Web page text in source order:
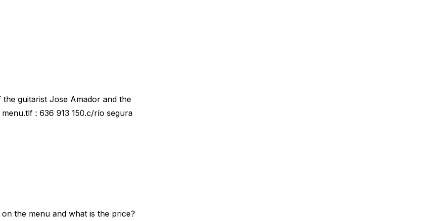
guitarist Jose Amador and the
: 636 913 150.c/río segura
the menu and what is the price?